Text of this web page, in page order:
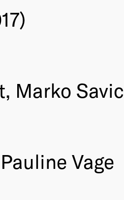
Marko Savic
Vage